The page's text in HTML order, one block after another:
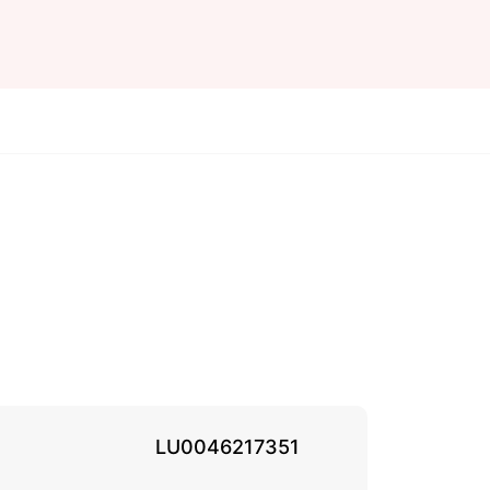
LU0046217351